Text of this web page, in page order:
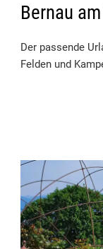
Bernau
Der passende
Felden und